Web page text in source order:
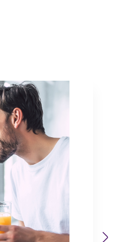
Previous